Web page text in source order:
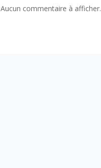
Aucun commentaire à afficher.